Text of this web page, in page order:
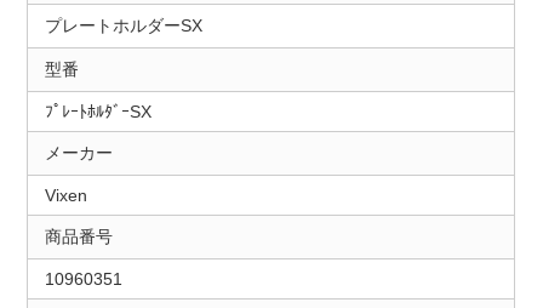
プレートホルダーSX
型番
ﾌﾟﾚｰﾄﾎﾙﾀﾞｰSX
メーカー
Vixen
商品番号
10960351